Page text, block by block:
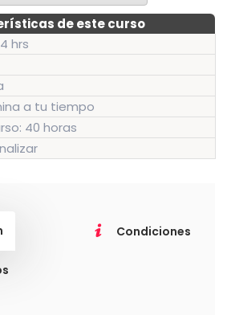
de este curso
hrs
a tu tiempo
40 horas
Condiciones